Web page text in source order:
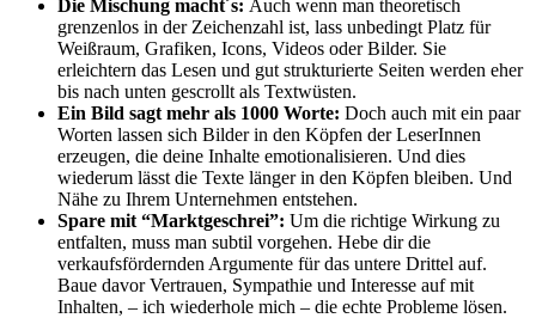
Die Mischung macht´s: Auch wenn man theoretisch
grenzenlos in der Zeichenzahl ist, lass unbedingt Platz für
Weißraum, Grafiken, Icons, Videos oder Bilder. Sie
erleichtern das Lesen und gut strukturierte Seiten werden eher
bis nach unten gescrollt als Textwüsten.
Ein Bild sagt mehr als 1000 Worte: Doch auch mit ein paar
Worten lassen sich Bilder in den Köpfen der LeserInnen
erzeugen, die deine Inhalte emotionalisieren. Und dies
wiederum lässt die Texte länger in den Köpfen bleiben. Und
Nähe zu Ihrem Unternehmen entstehen.
Spare mit “Marktgeschrei”: Um die richtige Wirkung zu
entfalten, muss man subtil vorgehen. Hebe dir die
verkaufsfördernden Argumente für das untere Drittel auf.
Baue davor Vertrauen, Sympathie und Interesse auf mit
Inhalten, – ich wiederhole mich – die echte Probleme lösen.